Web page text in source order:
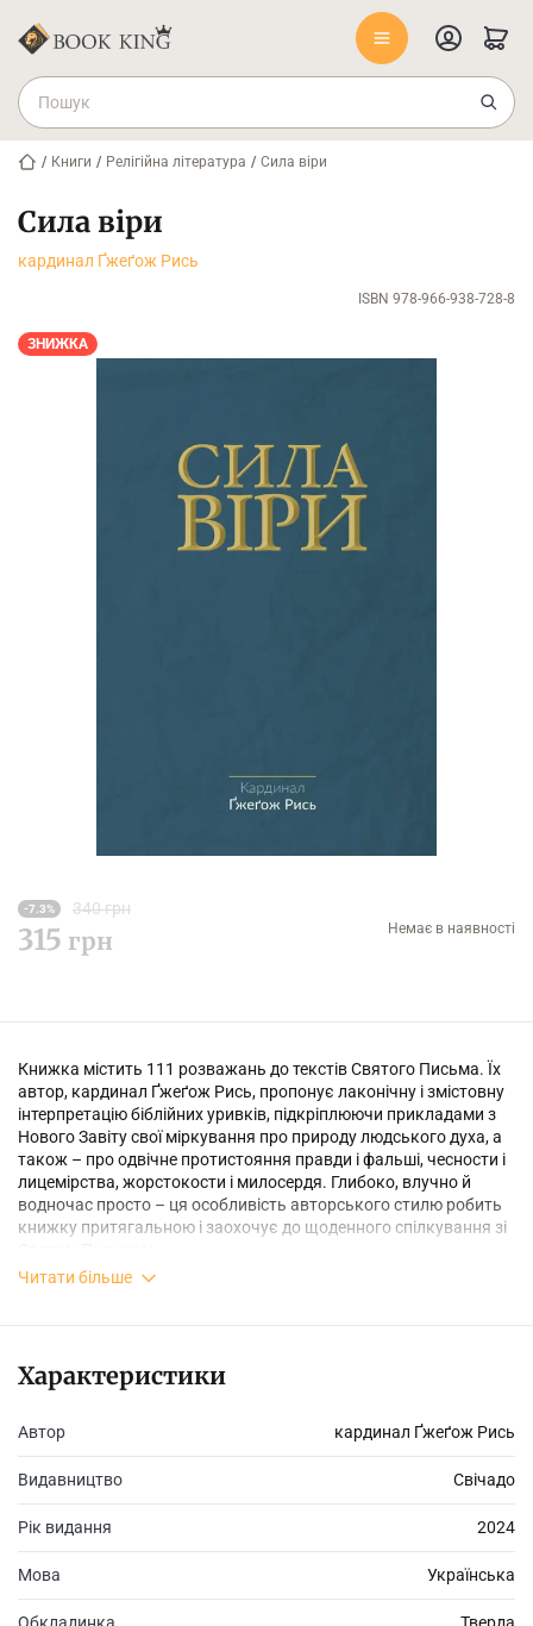
/ Книги / Релігійна література / Сила віри
Сила віри
кардинал Ґжеґож Рись
ISBN 978-966-938-728-8
ЗНИЖКА
-7.3% 340 грн
315 грн Немає в наявності
Книжка містить 111 розважань до текстів Святого Письма. Їх
автор, кардинал Ґжеґож Рись, пропонує лаконічну і змістовну
інтерпретацію біблійних уривків, підкріплюючи прикладами з
Нового Завіту свої міркування про природу людського духа, а
також – про одвічне протистояння правди і фальші, чесности і
лицемірства, жорстокости і милосердя. Глибоко, влучно й
водночас просто – ця особливість авторського стилю робить
книжку притягальною і заохочує до щоденного спілкування зі
Читати більше
Характеристики
Автор кардинал Ґжеґож Рись
Видавництво Свічадо
Рік видання 2024
Мова Українська